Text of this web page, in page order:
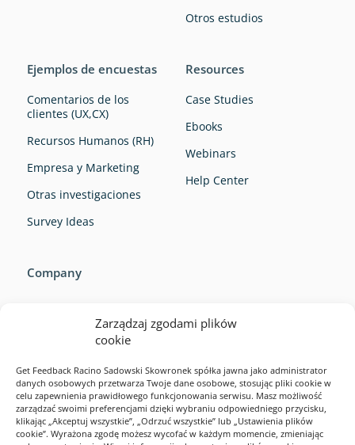
Zarządzaj zgodami plików
cookie
Get Feedback Racino Sadowski Skowronek spółka jawna jako administrator
danych osobowych przetwarza Twoje dane osobowe, stosując pliki cookie w
celu zapewnienia prawidłowego funkcjonowania serwisu. Masz możliwość
zarządzać swoimi preferencjami dzięki wybraniu odpowiedniego przycisku,
klikając „Akceptuj wszystkie”, „Odrzuć wszystkie” lub „Ustawienia plików
cookie”. Wyrażona zgodę możesz wycofać w każdym momencie, zmieniając
Otros estudios
Ejemplos de encuestas
Comentarios de los
clientes (UX,CX)
Recursos Humanos (RH)
Empresa y Marketing
Otras investigaciones
Survey Ideas
Resources
Case Studies
Ebooks
Webinars
Help Center
Company
Ejemplos de encuestas
Resources
Company